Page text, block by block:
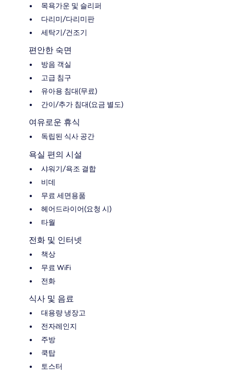
목욕가운 및 슬리퍼
다리미/다리미판
세탁기/건조기
편안한 숙면
방음 객실
고급 침구
유아용 침대(무료)
간이/추가 침대(요금 별도)
여유로운 휴식
독립된 식사 공간
욕실 편의 시설
샤워기/욕조 결합
비데
무료 세면용품
헤어드라이어(요청 시)
타월
전화 및 인터넷
책상
무료 WiFi
전화
식사 및 음료
대용량 냉장고
전자레인지
주방
쿡탑
토스터